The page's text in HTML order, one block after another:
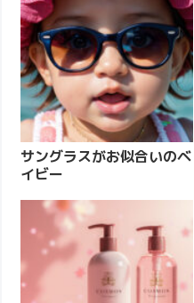
サングラスがお似合いのベ
イビー